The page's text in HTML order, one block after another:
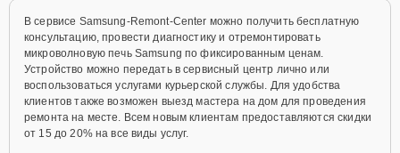
В сервисе Samsung-Remont-Center можно получить бесплатную
консультацию, провести диагностику и отремонтировать
микроволновую печь Samsung по фиксированным ценам.
Устройство можно передать в сервисный центр лично или
воспользоваться услугами курьерской службы. Для удобства
клиентов также возможен выезд мастера на дом для проведения
ремонта на месте. Всем новым клиентам предоставляются скидки
от 15 до 20% на все виды услуг.